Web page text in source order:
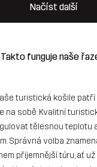
Načíst další
Takto funguje naše
turistická košile
na sobě. Kvalitní
tělesnou teplotu
Správná volba
příjemnější túru, ať